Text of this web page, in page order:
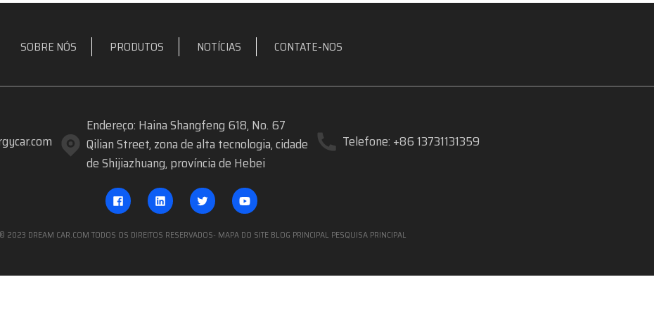
SOBRE NÓS PRODUTOS NOTÍCIAS CONTATE-NOS
Endereço: Haina Shangfeng 618, No. 67
Qilian Street, zona de alta tecnologia, cidade
de Shijiazhuang, província de Hebei
Telefone: +86 13731131359
2023 DREAM CAR.COM TODOS OS DIREITOS RESERVADOS- MAPA DO SITE BLOG PRINCIPAL PESQUISA PRINCIPAL